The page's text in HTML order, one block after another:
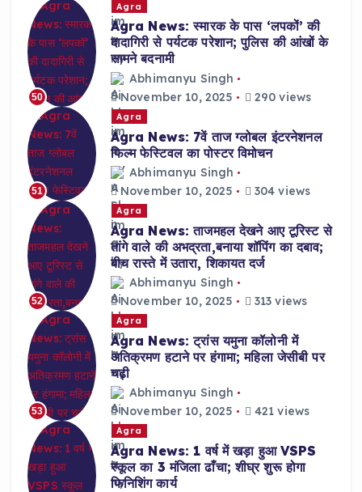
50
Agra
Agra News: स्मारक के पास ‘लपकों’ की
दादागिरी से पर्यटक परेशान; पुलिस की आंखों के
सामने बदनामी
Abhimanyu Singh
November 10, 2025
290 views
51
Agra
Agra News: 7वें ताज ग्लोबल इंटरनेशनल
फिल्म फेस्टिवल का पोस्टर विमोचन
Abhimanyu Singh
November 10, 2025
304 views
52
Agra
Agra News: ताजमहल देखने आए टूरिस्ट से
तांगे वाले की अभद्रता,बनाया शॉपिंग का दबाव;
बीच रास्ते में उतारा, शिकायत दर्ज
Abhimanyu Singh
November 10, 2025
313 views
53
Agra
Agra News: ट्रांस यमुना कॉलोनी में
अतिक्रमण हटाने पर हंगामा; महिला जेसीबी पर
चढ़ी
Abhimanyu Singh
November 10, 2025
421 views
Agra
Agra News: 1 वर्ष में खड़ा हुआ VSPS
स्कूल का 3 मंजिला ढाँचा; शीघ्र शुरू होगा
फिनिशिंग कार्य